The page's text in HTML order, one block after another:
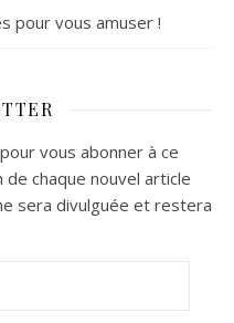
pour vous amuser !
vous abonner à ce
chaque nouvel article
sera divulguée et restera